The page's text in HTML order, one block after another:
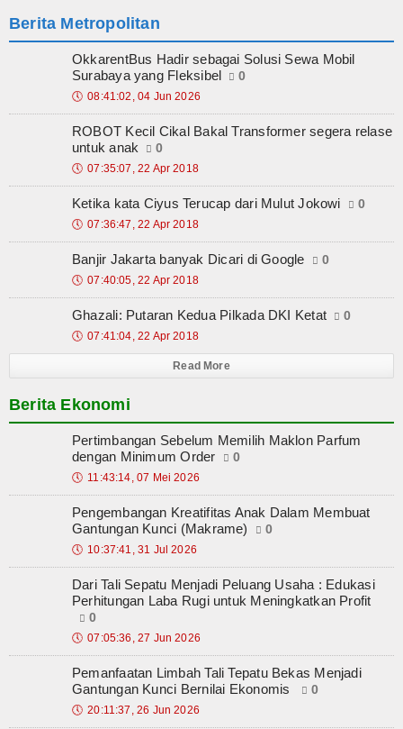
Berita Metropolitan
OkkarentBus Hadir sebagai Solusi Sewa Mobil
Surabaya yang Fleksibel
0
🕔 08:41:02, 04 Jun 2026
ROBOT Kecil Cikal Bakal Transformer segera relase
untuk anak
0
🕔 07:35:07, 22 Apr 2018
Ketika kata Ciyus Terucap dari Mulut Jokowi 0
🕔 07:36:47, 22 Apr 2018
Banjir Jakarta banyak Dicari di Google 0
🕔 07:40:05, 22 Apr 2018
Ghazali: Putaran Kedua Pilkada DKI Ketat 0
🕔 07:41:04, 22 Apr 2018
Read More
Berita Ekonomi
Pertimbangan Sebelum Memilih Maklon Parfum
dengan Minimum Order
0
🕔 11:43:14, 07 Mei 2026
Pengembangan Kreatifitas Anak Dalam Membuat
Gantungan Kunci (Makrame)
0
🕔 10:37:41, 31 Jul 2026
Dari Tali Sepatu Menjadi Peluang Usaha : Edukasi
Perhitungan Laba Rugi untuk Meningkatkan Profit
0
🕔 07:05:36, 27 Jun 2026
Pemanfaatan Limbah Tali Tepatu Bekas Menjadi
Gantungan Kunci Bernilai Ekonomis
0
🕔 20:11:37, 26 Jun 2026